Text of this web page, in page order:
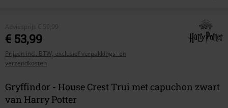
Adviesprijs € 59,99
€ 53,99
Prijzen incl. BTW, exclusief verpakkings- en
verzendkosten
Gryffindor - House Crest Trui met capuchon zwart
van Harry Potter